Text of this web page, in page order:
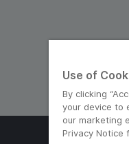
Use of
By clicking
your device to
our marketing
Privacy Notice